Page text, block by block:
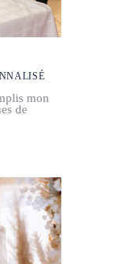
mon
de